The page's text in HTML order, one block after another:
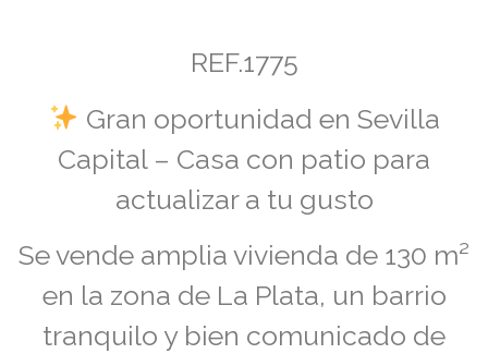
REF.1775
Gran oportunidad en Sevilla
Capital – Casa con patio para
actualizar a tu gusto
Se vende amplia vivienda de 130 m²
en la zona de La Plata, un barrio
tranquilo y bien comunicado de